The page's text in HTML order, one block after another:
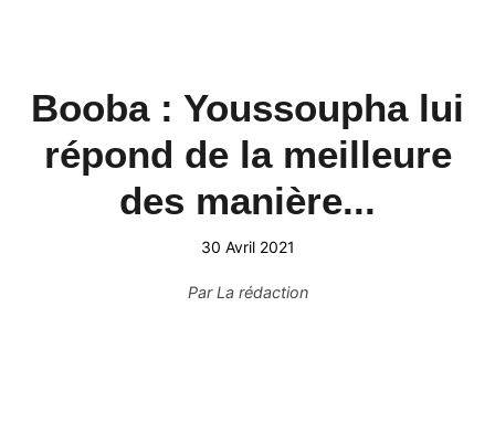
Booba : Youssoupha lui
répond de la meilleure
des manière...
30 Avril 2021
ParLa rédaction